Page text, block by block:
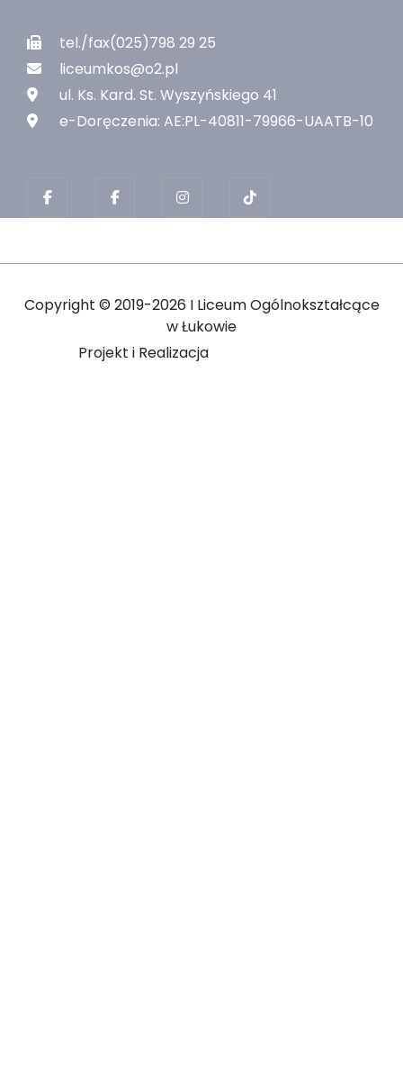
tel./fax(025)798 29 25
liceumkos@o2.pl
ul. Ks. Kard. St. Wyszyńskiego 41
e-Doręczenia: AE:PL-40811-79966-UAATB-10
Copyright © 2019-2026 I Liceum Ogólnokształcące
w Łukowie
Projekt i Realizacja